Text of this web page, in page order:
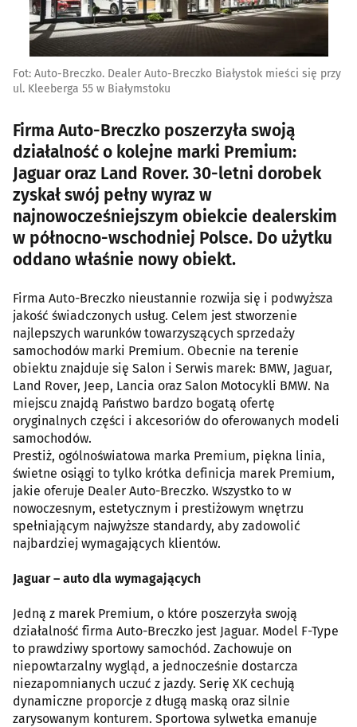
Fot: Auto-Breczko. Dealer Auto-Breczko Białystok mieści się przy
ul. Kleeberga 55 w Białymstoku
Firma Auto-Breczko poszerzyła swoją
działalność o kolejne marki Premium:
Jaguar oraz Land Rover. 30-letni dorobek
zyskał swój pełny wyraz w
najnowocześniejszym obiekcie dealerskim
w północno-wschodniej Polsce. Do użytku
oddano właśnie nowy obiekt.
Firma Auto-Breczko nieustannie rozwija się i podwyższa
jakość świadczonych usług. Celem jest stworzenie
najlepszych warunków towarzyszących sprzedaży
samochodów marki Premium. Obecnie na terenie
obiektu znajduje się Salon i Serwis marek: BMW, Jaguar,
Land Rover, Jeep, Lancia oraz Salon Motocykli BMW. Na
miejscu znajdą Państwo bardzo bogatą ofertę
oryginalnych części i akcesoriów do oferowanych modeli
samochodów.
Prestiż, ogólnoświatowa marka Premium, piękna linia,
świetne osiągi to tylko krótka definicja marek Premium,
jakie oferuje Dealer Auto-Breczko. Wszystko to w
nowoczesnym, estetycznym i prestiżowym wnętrzu
spełniającym najwyższe standardy, aby zadowolić
najbardziej wymagających klientów.
Jaguar – auto dla wymagających
Jedną z marek Premium, o które poszerzyła swoją
działalność firma Auto-Breczko jest Jaguar. Model F-Type
to prawdziwy sportowy samochód. Zachowuje on
niepowtarzalny wygląd, a jednocześnie dostarcza
niezapomnianych uczuć z jazdy. Serię XK cechują
dynamiczne proporcje z długą maską oraz silnie
zarysowanym konturem. Sportowa sylwetka emanuje